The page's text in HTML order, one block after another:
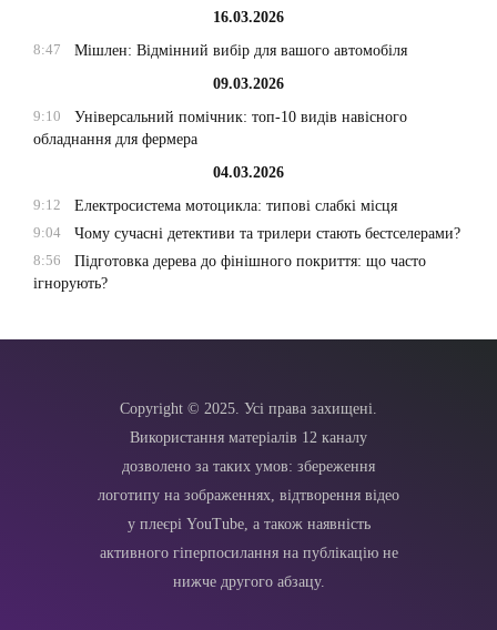
16.03.2026
8:47
Мішлен: Відмінний вибір для вашого автомобіля
09.03.2026
9:10
Універсальний помічник: топ-10 видів навісного
обладнання для фермера
04.03.2026
9:12
Електросистема мотоцикла: типові слабкі місця
9:04
Чому сучасні детективи та трилери стають бестселерами?
8:56
Підготовка дерева до фінішного покриття: що часто
ігнорують?
Copyright © 2025. Усі права захищені.
Використання матеріалів 12 каналу
дозволено за таких умов: збереження
логотипу на зображеннях, відтворення відео
у плеєрі YouTube, а також наявність
активного гіперпосилання на публікацію не
нижче другого абзацу.